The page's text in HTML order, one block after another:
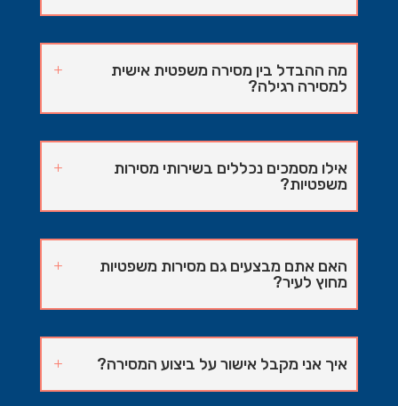
מה ההבדל בין מסירה משפטית אישית
למסירה רגילה?
אילו מסמכים נכללים בשירותי מסירות
משפטיות?
האם אתם מבצעים גם מסירות משפטיות
מחוץ לעיר?
איך אני מקבל אישור על ביצוע המסירה?